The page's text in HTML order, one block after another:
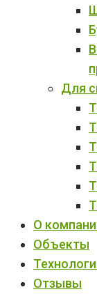
Для
О
Объекты
Отзывы